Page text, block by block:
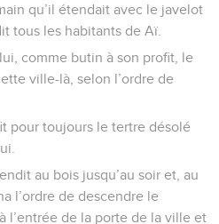
qu’il étendait avec le javelot
tous les habitants de Aï.
comme butin à son profit, le
ville-là, selon l’ordre de
pour toujours le tertre désolé
au bois jusqu’au soir et, au
l’ordre de descendre le
l’entrée de la porte de la ville et